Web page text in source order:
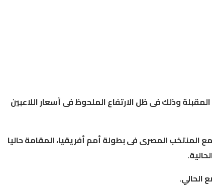
المقبلةوذلكفىظلالارتفاعالملحوظفىأسعاراللاعبين
معالمنتخبالمصرىفىبطولةأممأفريقيا،المقامةحاليا
.
الحالي.